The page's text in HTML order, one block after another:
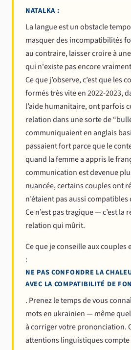
NATALKA :
La langue est un obstacle
masquer des incompatibilités
au contraire, laisser croire à
qui n'existe pas encore
Ce que j’observe, c’est que les
formés très vite en 2022-2023,
l’aide humanitaire, ont parfois
relation dans une sorte de
communiquaient en anglais
passaient fort parce que le
quand la femme a appris le
communication est devenue
nuancée, certains couples ont
n’étaient pas aussi compatibles
Ce n’est pas tragique — c’est la
relation qui mûrit.
Ce que je conseille aux
:
NE PAS CONFONDRE LA
AVEC LA COMPATIBILITÉ DE
. Prenez le temps de vous
mots en ukrainien — même
à corriger votre prononciation.
attentions linguistiques